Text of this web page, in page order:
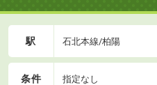
駅 石北本線/柏陽
条件 指定なし